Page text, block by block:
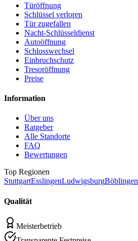
Türöffnung
Schlüssel verloren
Tür zugefallen
Nacht-Schlüsseldienst
Autoöffnung
Schlosswechsel
Einbruchschutz
Tresoröffnung
Preise
Information
Über uns
Ratgeber
Alle Standorte
FAQ
Bewertungen
Top Regionen
StuttgartEsslingenLudwigsburgBöblingen
Qualität
Meisterbetrieb